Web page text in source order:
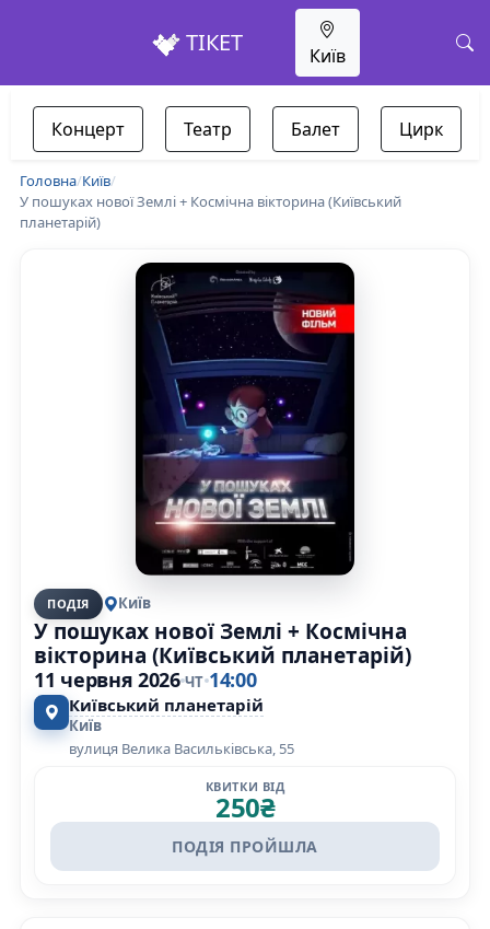
ТІКЕТ Київ
Концерт Театр Балет Цирк
Головна/Київ/
У пошуках нової Землі + Космічна вікторина (Київський
планетарій)
ПОДІЯ Київ
У пошуках нової Землі + Космічна
вікторина (Київський планетарій)
11 червня 2026 ЧТ 14:00
Київський планетарій
Київ
вулиця Велика Васильківська, 55
КВИТКИ ВІД
250₴
ПОДІЯ ПРОЙШЛА